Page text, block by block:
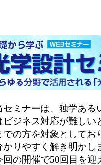
ミナーは、独学ある
ビジネス対応が難しい
での方を対象として
かりやすく解き明かし
の開催で50回目を迎